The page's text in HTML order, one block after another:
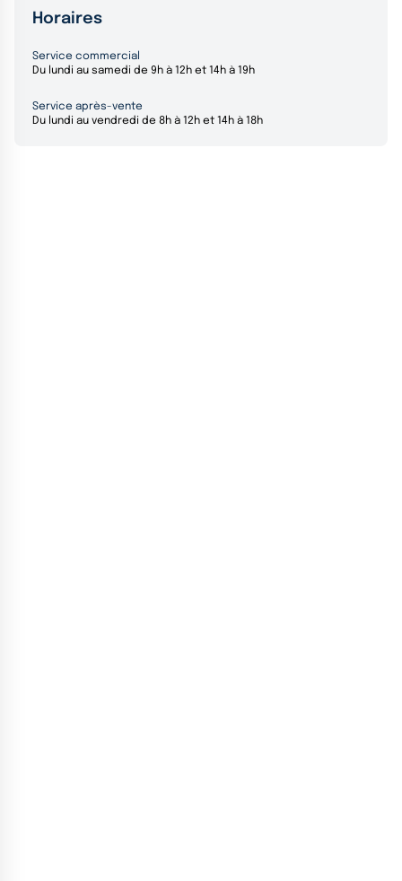
Horaires
Service commercial
Du lundi au samedi de 9h à 12h et 14h à 19h
Service après-vente
Du lundi au vendredi de 8h à 12h et 14h à 18h